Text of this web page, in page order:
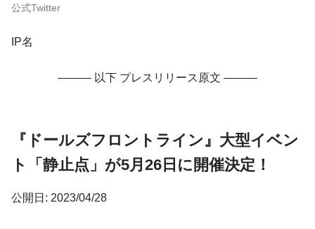
公式Twitter
IP名
——— 以下 プレスリリース原文 ———
『ドールズフロントライン』大型イベン
ト「静止点」が5月26日に開催決定！
公開日: 2023/04/28